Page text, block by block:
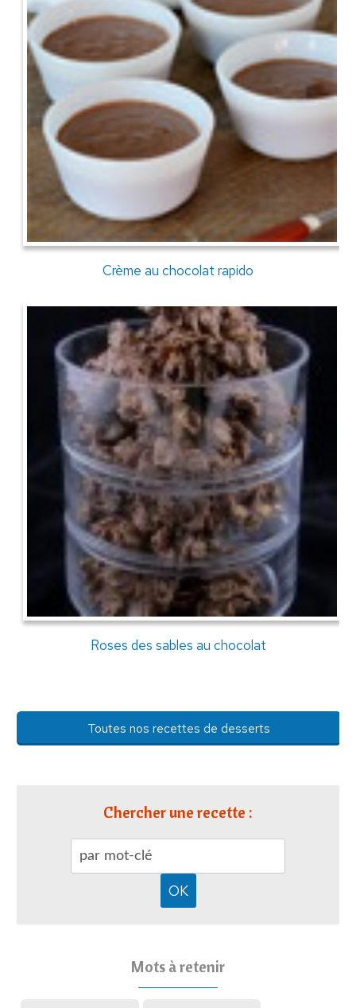
Crème au chocolat rapido
Roses des sables au chocolat
Toutes nos recettes de desserts
Chercher une recette :
Mots à retenir